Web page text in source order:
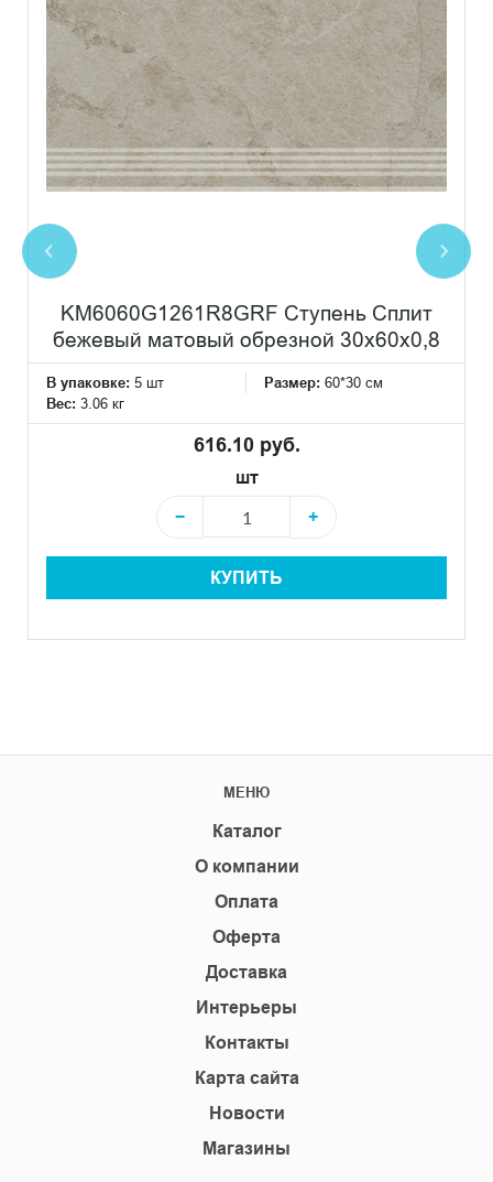
KM6060G1261R8GRF Ступень Сплит
бежевый матовый обрезной 30x60x0,8
В упаковке: 5 шт Размер: 60*30 см
Вес: 3.06 кг
616.10 руб.
шт
−
+
КУПИТЬ
МЕНЮ
Каталог
О компании
Оплата
Оферта
Доставка
Интерьеры
Контакты
Карта сайта
Новости
Магазины